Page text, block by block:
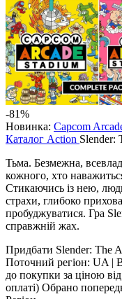
-81%
Новинка: Capcom
Каталог Action Slender:
Тьма. Безмежна,
кожного, хто
Стикаючись із нею,
страхи, глибоко
пробуджуватися. Гра
справжній жах.
Придбати Slender: The
Поточний регіон: UA |
до покупки за ціною
оплаті) Обрано